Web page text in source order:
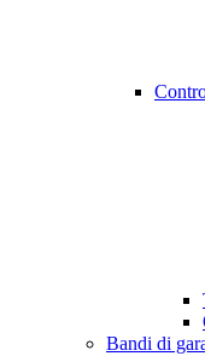
Bandi di